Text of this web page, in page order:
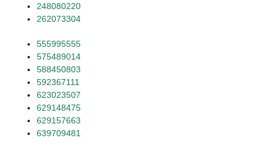
248080220
262073304
555995555
575489014
588450803
592367111
623023507
629148475
629157663
639709481